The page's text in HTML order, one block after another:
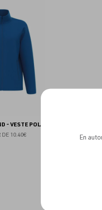
- VESTE POLAIRE
DE 10.40€
En